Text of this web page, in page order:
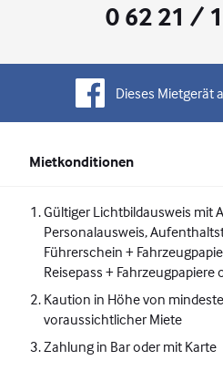
0 62 21 /
Dieses Mietgerät
Mietkonditionen
Gültiger Lichtbildausweis mit
Personalausweis,
Führerschein +
Reisepass +
Kaution in Höhe von
voraussichtlicher Miete
Zahlung in Bar oder mit Karte